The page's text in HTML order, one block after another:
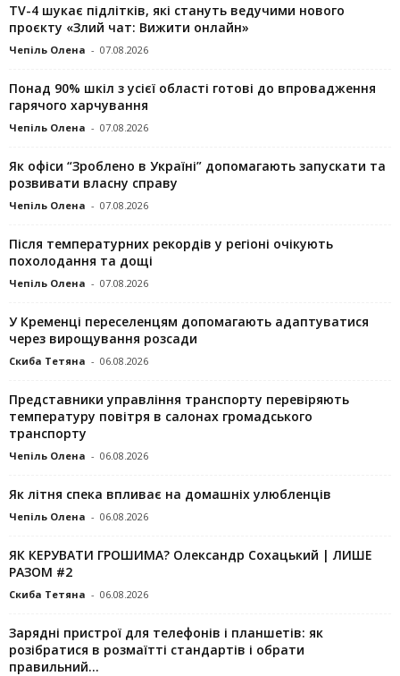
TV-4 шукає підлітків, які стануть ведучими нового
проєкту «Злий чат: Вижити онлайн»
Чепіль Олена - 07.08.2026
Понад 90% шкіл з усієї області готові до впровадження
гарячого харчування
Чепіль Олена - 07.08.2026
Як офіси “Зроблено в Україні” допомагають запускaти та
розвивати власну справу
Чепіль Олена - 07.08.2026
Після температурних рекордів у регіоні очікують
похолодання та дощі
Чепіль Олена - 07.08.2026
У Кременці переселенцям допомагають адаптуватися
через вирощування розсади
Скиба Тетяна - 06.08.2026
Представники управління транспорту перевіряють
температуру повітря в салонах громадського
транспорту
Чепіль Олена - 06.08.2026
Як літня спека впливає на домашніх улюбленців
Чепіль Олена - 06.08.2026
ЯК КЕРУВАТИ ГРОШИМА? Олександр Сохацький | ЛИШЕ
РАЗОМ #2
Скиба Тетяна - 06.08.2026
Зарядні пристрої для телефонів і планшетів: як
розібратися в розмаїтті стандартів і обрати
правильний...